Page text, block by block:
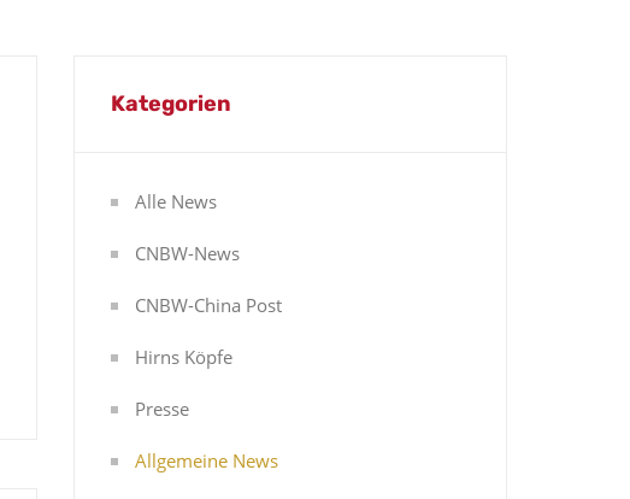
Kategorien
Alle News
CNBW-News
CNBW-China Post
Hirns Köpfe
Presse
Allgemeine News